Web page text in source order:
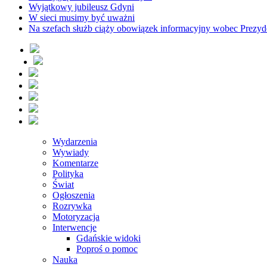
Wyjątkowy jubileusz Gdyni
W sieci musimy być uważni
Na szefach służb ciąży obowiązek informacyjny wobec
Wydarzenia
Wywiady
Komentarze
Polityka
Świat
Ogłoszenia
Rozrywka
Motoryzacja
Interwencje
Gdańskie widoki
Poproś o pomoc
Nauka